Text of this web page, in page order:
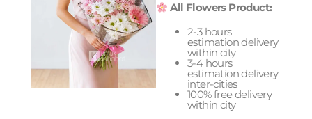
All Flowers Product:
2-3 hours
estimation delivery
within city
3-4 hours
estimation delivery
inter-cities
100% free delivery
within city